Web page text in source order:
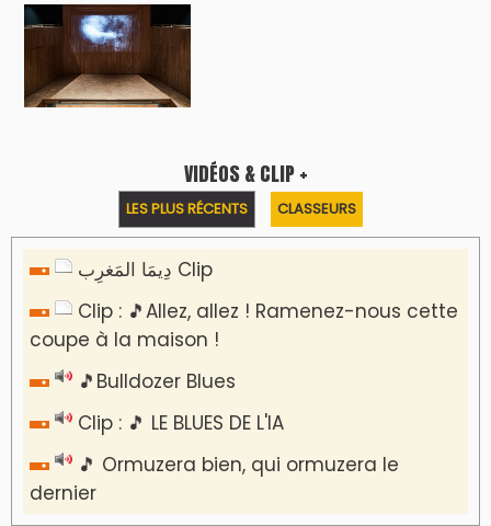
VIDÉOS & CLIP +
LES PLUS RÉCENTS CLASSEURS
دِيمَا المَغرِب Clip
Clip : 🎵Allez, allez ! Ramenez-nous cette
coupe à la maison !
🎵Bulldozer Blues
Clip : 🎵 LE BLUES DE L'IA
🎵 Ormuzera bien, qui ormuzera le
dernier